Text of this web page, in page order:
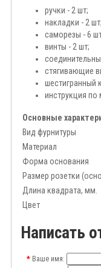
ручки - 2 шт;
накладки - 2 шт;
саморезы - 6
винты - 2 шт;
стягивающие
шестигранный
инструкция по
Основные
Вид фурнитуры
Материал
Форма основания
Размер розетки
Длина квадрата, мм.
Цвет
Написать
Ваше имя: